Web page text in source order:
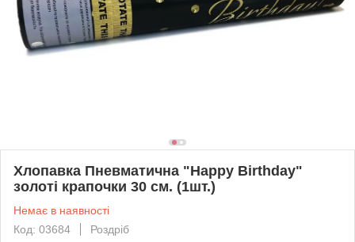
Хлопавка Пневматична "Happy Birthday"
золоті крапочки 30 см. (1шт.)
Немає в наявності
Код: 03684
Роздріб